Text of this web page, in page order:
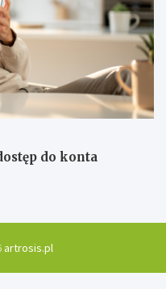
do konta
artrosis.pl